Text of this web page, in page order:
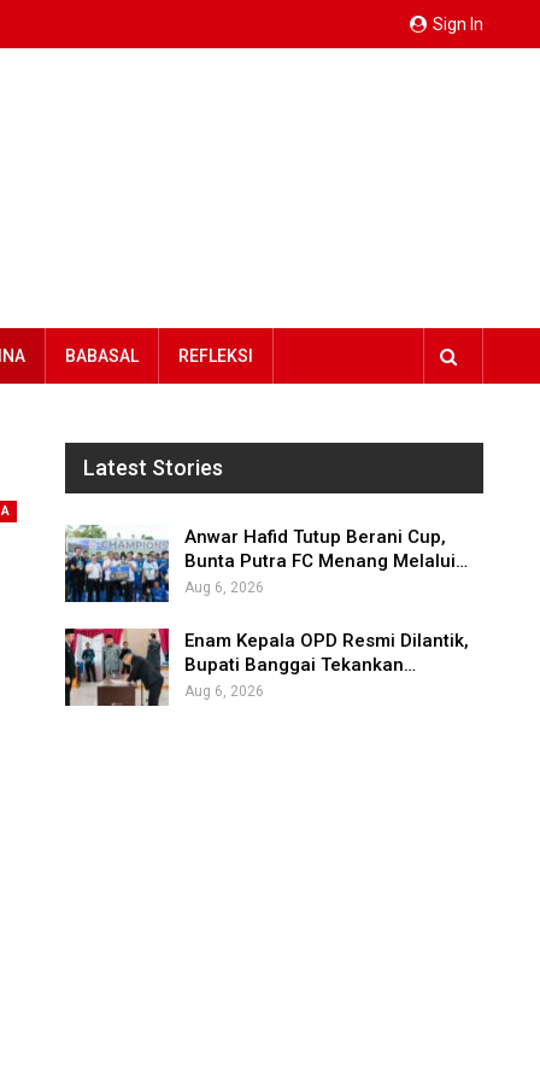
Sign In
BABASAL REFLEKSI
Latest Stories
Anwar Hafid Tutup Berani Cup,
Bunta Putra FC Menang Melalui…
Aug 6, 2026
Enam Kepala OPD Resmi Dilantik,
Bupati Banggai Tekankan…
Aug 6, 2026